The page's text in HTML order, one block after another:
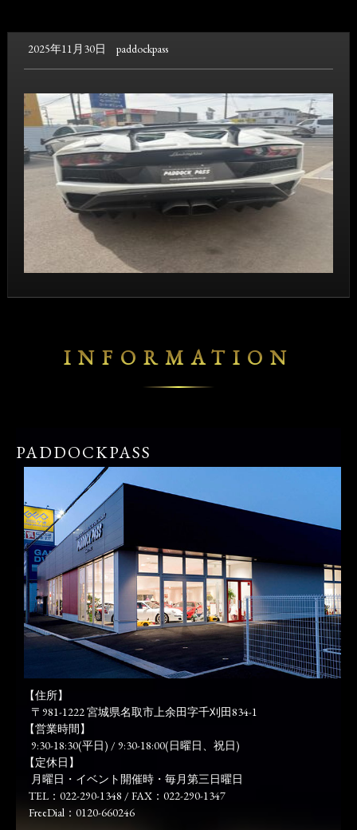
2025年11月30日 paddockpass
INFORMATION
PADDOCKPASS
【住所】
〒981-1222 宮城県名取市上余田字千刈田834-1
【営業時間】
9:30-18:30(平日) / 9:30-18:00(日曜日、祝日)
【定休日】
月曜日・イベント開催時・毎月第三日曜日
TEL：022-290-1348 / FAX：022-290-1347
FreeDial：0120-660246